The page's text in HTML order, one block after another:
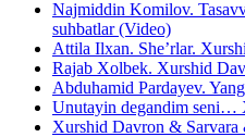
Najmiddin Komilov.
suhbatlar (Video)
Attila Ilxan. She’rlar.
Rajab Xolbek. Xurshid
Abduhamid Pardayev.
Unutayin degandim seni…
Xurshid Davron &